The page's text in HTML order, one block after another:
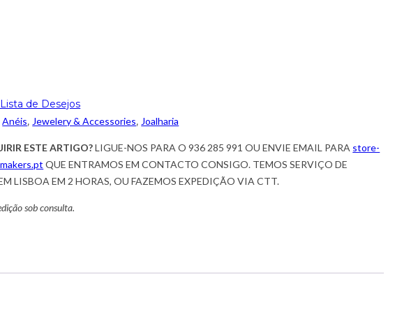
de Desejos
Anéis,Jewelery & Accessories,Joalharia
ESTE ARTIGO?LIGUE-NOS PARA O 936 285 991 OU ENVIE EMAIL PARA store-
QUE ENTRAMOS EM CONTACTO CONSIGO. TEMOS SERVIÇO DE
LISBOA EM 2 HORAS, OU FAZEMOS EXPEDIÇÃO VIA CTT.
sob consulta.